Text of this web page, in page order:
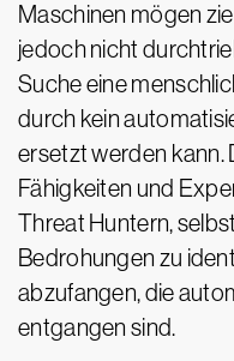
Maschinen mögen
jedoch nicht
Suche eine
durch kein
ersetzt werden kann.
Fähigkeiten und
Threat Huntern,
Bedrohungen zu
abzufangen, die
entgangen sind.